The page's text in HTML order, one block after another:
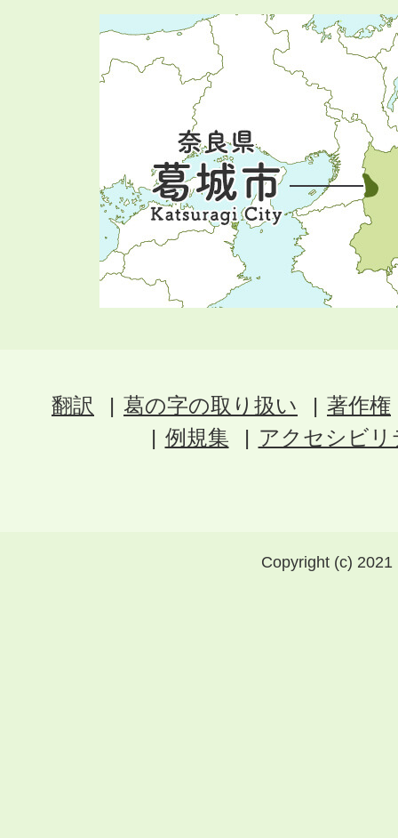
翻訳 葛の字の取り扱い
著作権
例規集
アクセシビ
Copyright (c)